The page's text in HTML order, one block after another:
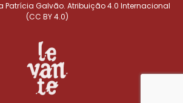
Patrícia Galvão. Atribuição 4.0 Internacional
(CC BY 4.0)